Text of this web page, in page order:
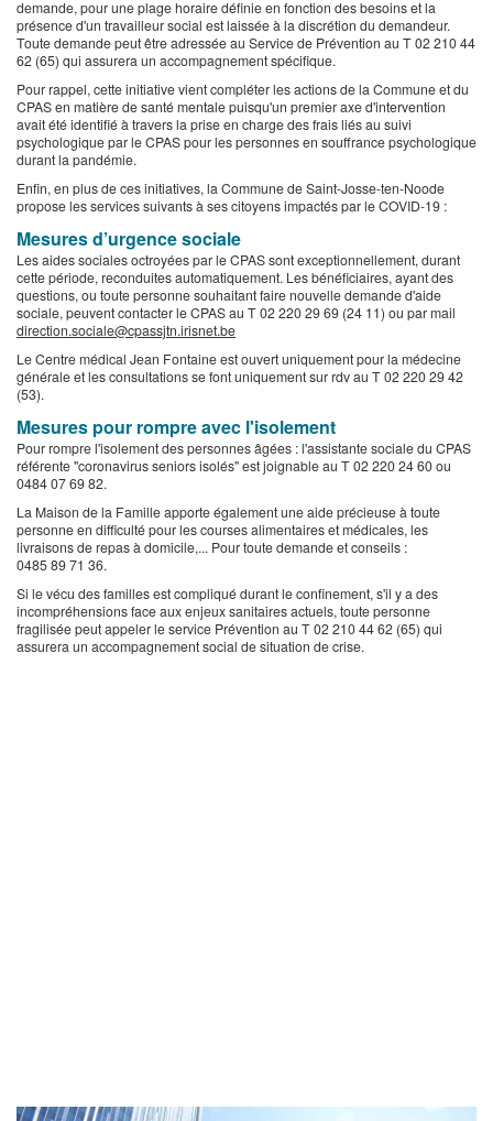
demande, pour une plage horaire définie en fonction des besoins et la
présence d'un travailleur social est laissée à la discrétion du demandeur.
Toute demande peut être adressée au Service de Prévention au T 02 210 44
62 (65) qui assurera un accompagnement spécifique.
Pour rappel, cette initiative vient compléter les actions de la Commune et du
CPAS en matière de santé mentale puisqu'un premier axe d'intervention
avait été identifié à travers la prise en charge des frais liés au suivi
psychologique par le CPAS pour les personnes en souffrance psychologique
durant la pandémie.
Enfin, en plus de ces initiatives, la Commune de Saint-Josse-ten-Noode
propose les services suivants à ses citoyens impactés par le COVID-19 :
Mesures d’urgence sociale
Les aides sociales octroyées par le CPAS sont exceptionnellement, durant
cette période, reconduites automatiquement. Les bénéficiaires, ayant des
questions, ou toute personne souhaitant faire nouvelle demande d'aide
sociale, peuvent contacter le CPAS au T 02 220 29 69 (24 11) ou par mail
direction.sociale@cpassjtn.irisnet.be
Le Centre médical Jean Fontaine est ouvert uniquement pour la médecine
générale et les consultations se font uniquement sur rdv au T 02 220 29 42
(53).
Mesures pour rompre avec l'isolement
Pour rompre l'isolement des personnes âgées : l'assistante sociale du CPAS
référente "coronavirus seniors isolés" est joignable au T 02 220 24 60 ou
0484 07 69 82.
La Maison de la Famille apporte également une aide précieuse à toute
personne en difficulté pour les courses alimentaires et médicales, les
livraisons de repas à domicile,... Pour toute demande et conseils :
0485 89 71 36.
Si le vécu des familles est compliqué durant le confinement, s'il y a des
incompréhensions face aux enjeux sanitaires actuels, toute personne
fragilisée peut appeler le service Prévention au T 02 210 44 62 (65) qui
assurera un accompagnement social de situation de crise.